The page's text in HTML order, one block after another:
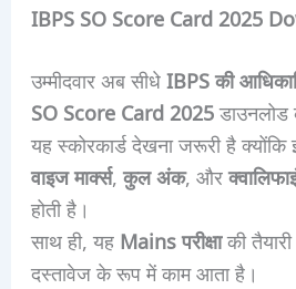
IBPS SO Score Card 2025
उम्मीदवार अब सीधेIBPS की
SO Score Card 2025
यह स्कोरकार्ड देखना जरूरी है
वाइज मार्क्स,कुल अंक, और
होती है।
साथ ही, यह Mains परीक्षाकी
दस्तावेज के रूप में काम आता है।